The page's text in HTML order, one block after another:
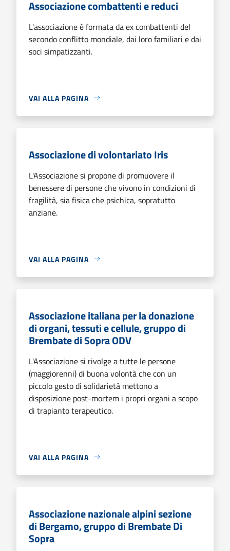
Associazione combattenti e reduci
L'associazione è formata da ex combattenti del
secondo conflitto mondiale, dai loro familiari e dai
soci simpatizzanti.
VAI ALLA PAGINA
Associazione di volontariato Iris
L'Associazione si propone di promuovere il
benessere di persone che vivono in condizioni di
fragilità, sia fisica che psichica, sopratutto
anziane.
VAI ALLA PAGINA
Associazione italiana per la donazione
di organi, tessuti e cellule, gruppo di
Brembate di Sopra ODV
L'Associazione si rivolge a tutte le persone
(maggiorenni) di buona volontà che con un
piccolo gesto di solidarietà mettono a
disposizione post-mortem i propri organi a scopo
di trapianto terapeutico.
VAI ALLA PAGINA
Associazione nazionale alpini sezione
di Bergamo, gruppo di Brembate Di
Sopra